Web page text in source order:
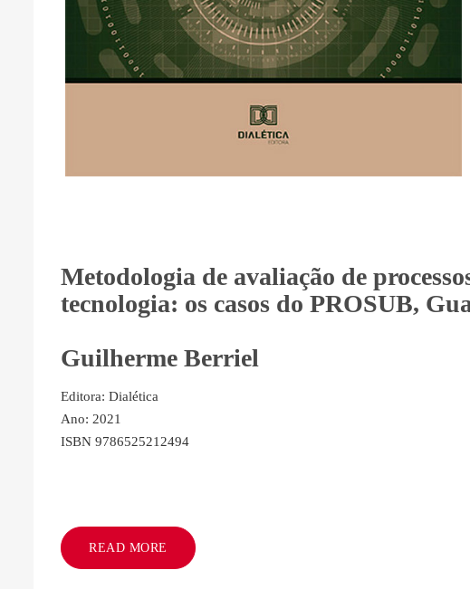
Metodologia de avaliação de
tecnologia: os casos do PROSUB,
Guilherme Berriel
Editora: Dialética
Ano: 2021
ISBN 9786525212494
READ MORE